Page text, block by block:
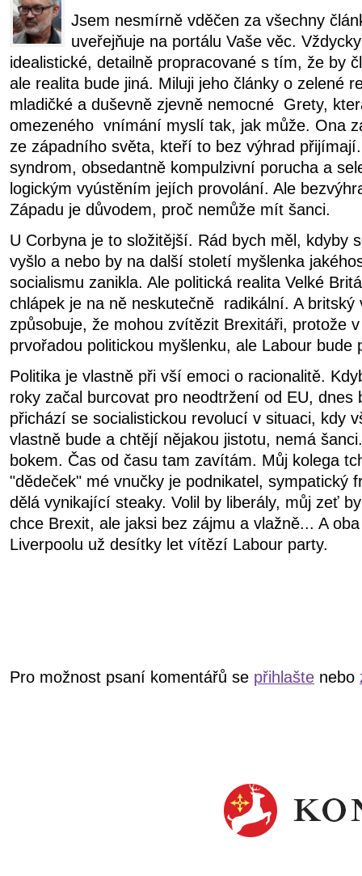
Jsem nesmírně vděčen za všechny
uveřejňuje na portálu Vaše věc.
idealistické, detailně propracované s tím, že by
ale realita bude jiná. Miluji jeho články o zelené
mladičké a duševně zjevně nemocné Grety,
omezeného vnímání myslí tak, jak může. Ona
ze západního světa, kteří to bez výhrad
syndrom, obsedantně kompulzivní porucha a
logickým vyústěním jejích provolání. Ale
Západu je důvodem, proč nemůže mít šanci.
U Corbyna je to složitější. Rád bych měl, kdyby
vyšlo a nebo by na další století myšlenka
socialismu zanikla. Ale politická realita Velké
chlápek je na ně neskutečně radikální. A
způsobuje, že mohou zvítězit Brexitáři, protože
prvořadou politickou myšlenku, ale Labour bude
Politika je vlastně při vší emoci o racionalitě.
roky začal burcovat pro neodtržení od EU, dnes
přichází se socialistickou revolucí v situaci, kdy
vlastně bude a chtějí nějakou jistotu, nemá
bokem. Čas od času tam zavítám. Můj kolega
"dědeček" mé vnučky je podnikatel, sympatický
dělá vynikající steaky. Volil by liberály, můj zeť
chce Brexit, ale jaksi bez zájmu a vlažně... A
Liverpoolu už desítky let vítězí Labour party.
Pro možnost psaní komentářů se přihlašte nebo